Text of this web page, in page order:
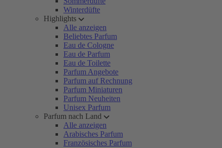
Winterdüfte
Highlights
Alle anzeigen
Beliebtes Parfum
Eau de Cologne
Eau de Parfum
Eau de Toilette
Parfum Angebote
Parfum auf Rechnung
Parfum Miniaturen
Parfum Neuheiten
Unisex Parfum
Parfum nach Land
Alle anzeigen
Arabisches Parfum
Französisches Parfum